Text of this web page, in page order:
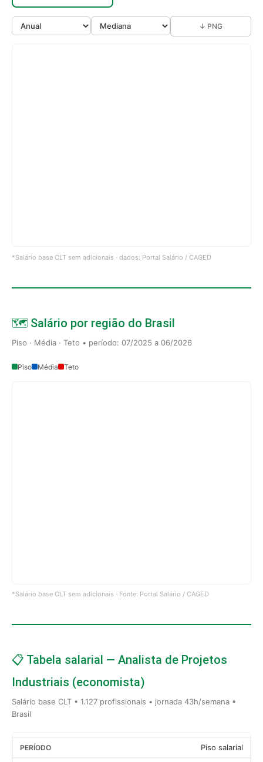
↓ PNG
*Salário base CLT sem adicionais · dados: Portal Salário / CAGED
🗺️ Salário por região do Brasil
Piso · Média · Teto • período: 07/2025 a 06/2026
Piso Média Teto
*Salário base CLT sem adicionais · Fonte: Portal Salário / CAGED
📋 Tabela salarial — Analista de Projetos
Industriais (economista)
Salário base CLT • 1.127 profissionais • jornada 43h/semana •
Brasil
Piso salarial